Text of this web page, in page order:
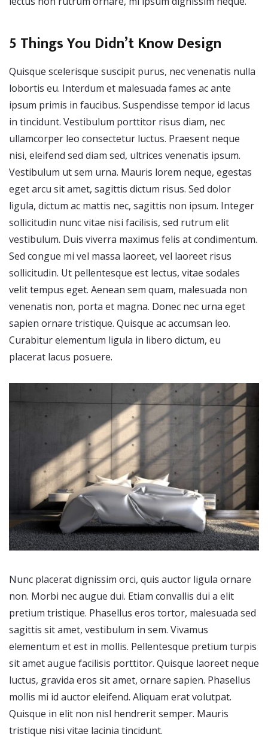
5 Things You Didn’t Know Design
Quisque scelerisque suscipit purus, nec venenatis nulla
lobortis eu. Interdum et malesuada fames ac ante
ipsum primis in faucibus. Suspendisse tempor id lacus
in tincidunt. Vestibulum porttitor risus diam, nec
ullamcorper leo consectetur luctus. Praesent neque
nisi, eleifend sed diam sed, ultrices venenatis ipsum.
Vestibulum ut sem urna. Mauris lorem neque, egestas
eget arcu sit amet, sagittis dictum risus. Sed dolor
ligula, dictum ac mattis nec, sagittis non ipsum. Integer
sollicitudin nunc vitae nisi facilisis, sed rutrum elit
vestibulum. Duis viverra maximus felis at condimentum.
Sed congue mi vel massa laoreet, vel laoreet risus
sollicitudin. Ut pellentesque est lectus, vitae sodales
velit tempus eget. Aenean sem quam, malesuada non
venenatis non, porta et magna. Donec nec urna eget
sapien ornare tristique. Quisque ac accumsan leo.
Curabitur elementum ligula in libero dictum, eu
placerat lacus posuere.
Nunc placerat dignissim orci, quis auctor ligula ornare
non. Morbi nec augue dui. Etiam convallis dui a elit
pretium tristique. Phasellus eros tortor, malesuada sed
sagittis sit amet, vestibulum in sem. Vivamus
elementum et est in mollis. Pellentesque pretium turpis
sit amet augue facilisis porttitor. Quisque laoreet neque
luctus, gravida eros sit amet, ornare sapien. Phasellus
mollis mi id auctor eleifend. Aliquam erat volutpat.
Quisque in elit non nisl hendrerit semper. Mauris
tristique nisi vitae lacinia tincidunt.